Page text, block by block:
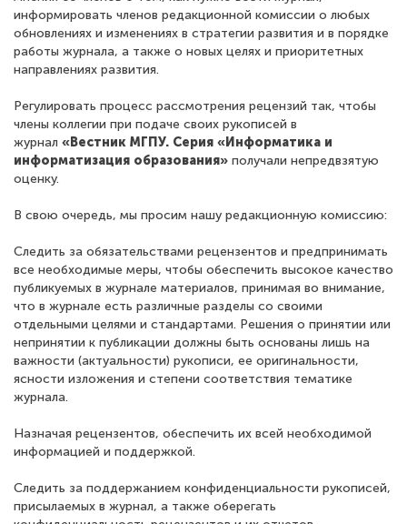
информировать членов редакционной комиссии о любых
обновлениях и изменениях в стратегии развития и в порядке
работы журнала, а также о новых целях и приоритетных
направлениях развития.
Регулировать процесс рассмотрения рецензий так, чтобы
члены коллегии при подаче своих рукописей в
журнал «Вестник МГПУ. Серия «Информатика и
информатизация образования» получали непредвзятую
оценку.
В свою очередь, мы просим нашу редакционную комиссию:
Следить за обязательствами рецензентов и предпринимать
все необходимые меры, чтобы обеспечить высокое качество
публикуемых в журнале материалов, принимая во внимание,
что в журнале есть различные разделы со своими
отдельными целями и стандартами. Решения о принятии или
непринятии к публикации должны быть основаны лишь на
важности (актуальности) рукописи, ее оригинальности,
ясности изложения и степени соответствия тематике
журнала.
Назначая рецензентов, обеспечить их всей необходимой
информацией и поддержкой.
Следить за поддержанием конфиденциальности рукописей,
присылаемых в журнал, а также оберегать